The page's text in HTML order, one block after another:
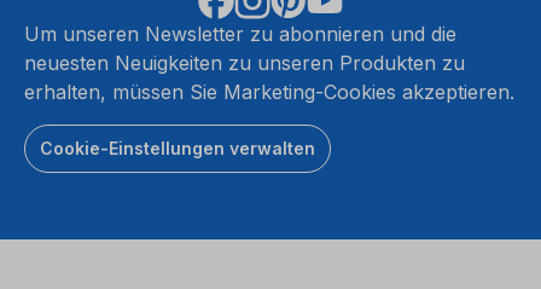
Um unseren Newsletter zu abonnieren und die
neuesten Neuigkeiten zu unseren Produkten zu
erhalten, müssen Sie Marketing-Cookies akzeptieren.
Cookie-Einstellungen verwalten